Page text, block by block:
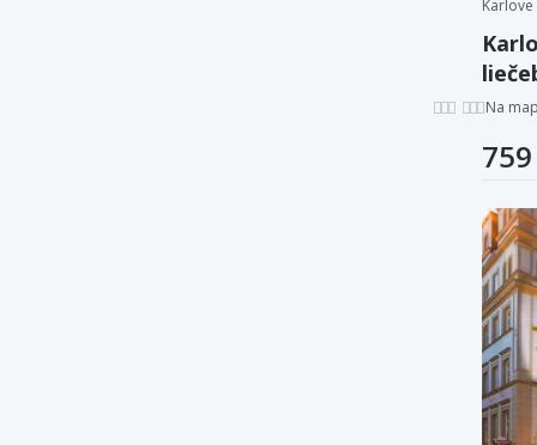
Karlove
Na